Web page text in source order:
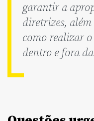
garantir a
diretrizes,
como realizar
dentro e fora